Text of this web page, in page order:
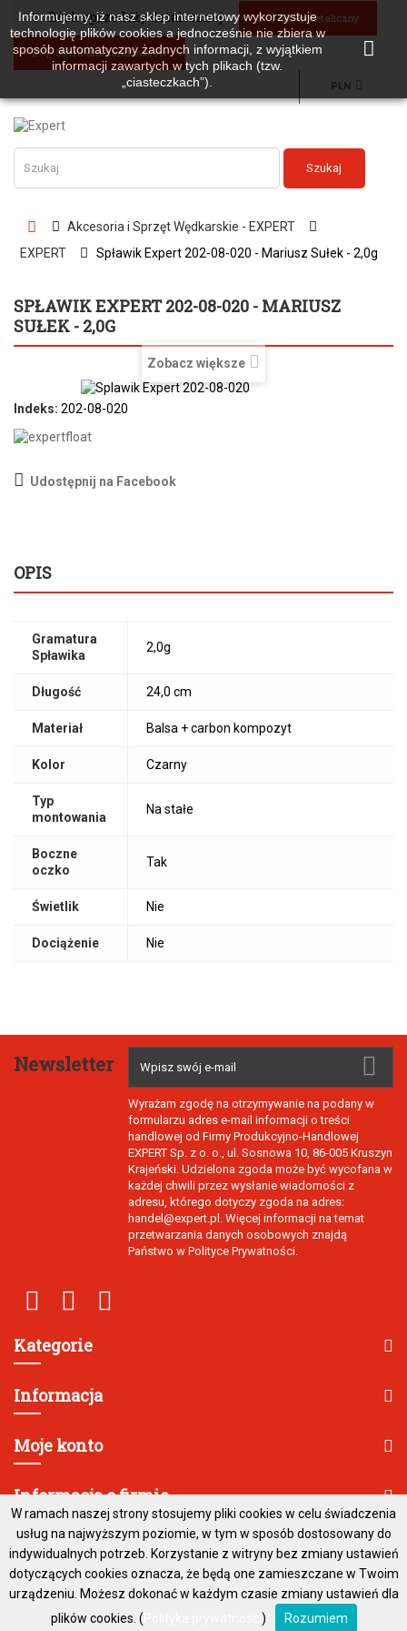
Brak sprzedaży detalicznej Sklep detaliczny
Strefa dla handlowców
PLN
Szukaj
Akcesoria i Sprzęt Wędkarskie - EXPERT
EXPERT
Spławik Expert 202-08-020 - Mariusz Sułek - 2,0g
SPŁAWIK EXPERT 202-08-020 - MARIUSZ
SUŁEK - 2,0G
Zobacz większe
Indeks: 202-08-020
Udostępnij na Facebook
OPIS
Gramatura
Spławika
2,0g
Długość 24,0 cm
Materiał Balsa + carbon kompozyt
Kolor Czarny
Typ
montowania
Na stałe
Boczne
oczko
Tak
Świetlik Nie
Dociążenie Nie
Newsletter
Wyrażam zgodę na otrzymywanie na podany w
formularzu adres e-mail informacji o treści
handlowej od Firmy Produkcyjno-Handlowej
EXPERT Sp. z o. o., ul. Sosnowa 10, 86-005 Kruszyn
Krajeński. Udzielona zgoda może być wycofana w
każdej chwili przez wysłanie wiadomości z
adresu, którego dotyczy zgoda na adres:
handel@expert.pl. Więcej informacji na temat
przetwarzania danych osobowych znajdą
Państwo w Polityce Prywatności.
Kategorie
Informacja
Moje konto
Informacja o firmie
Informujemy, iż nasz sklep internetowy wykorzystuje
technologię plików cookies a jednocześnie nie zbiera w
sposób automatyczny żadnych informacji, z wyjątkiem
informacji zawartych w tych plikach (tzw.
„ciasteczkach”).
2026 - Copyright Created bySpecial Space
W ramach naszej strony stosujemy pliki cookies w celu świadczenia
usług na najwyższym poziomie, w tym w sposób dostosowany do
indywidualnych potrzeb. Korzystanie z witryny bez zmiany ustawień
dotyczących cookies oznacza, że będą one zamieszczane w Twoim
urządzeniu. Możesz dokonać w każdym czasie zmiany ustawień dla
plików cookies. (
) Rozumiem